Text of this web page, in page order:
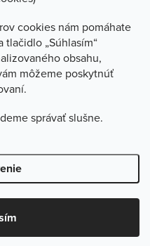
cookies nám pomáhate
„Súhlasím“
obsahu,
môžeme poskytnúť
správať slušne.
práva vyhradené.Upraviť